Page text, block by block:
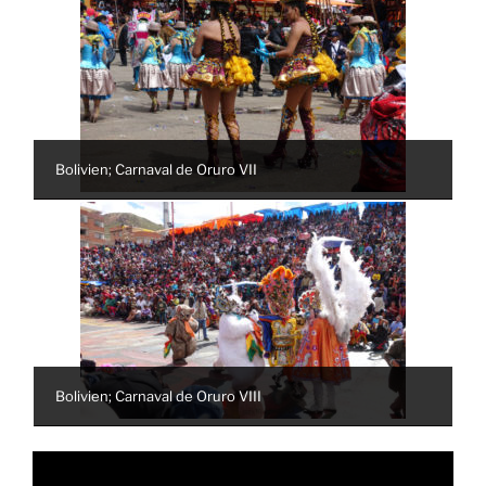
Bolivien; Carnaval de Oruro VII
Bolivien; Carnaval de Oruro VIII